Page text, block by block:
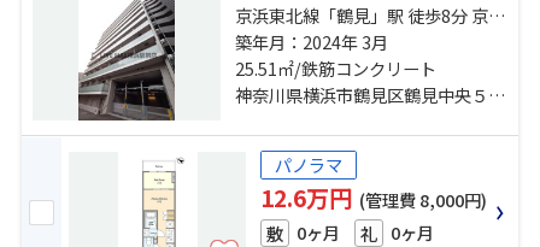
京浜東北線「鶴見」駅 徒歩8分 京急
本線「京急鶴見」駅 徒歩6分 京急本
線「花月総持寺」駅 徒歩8分
築年月：2024年 3月
25.51㎡/鉄筋コンクリート
神奈川県横浜市鶴見区鶴見中央５丁目
パノラマ
12.6万円 (管理費 8,000円)
敷 0ヶ月 礼 0ヶ月